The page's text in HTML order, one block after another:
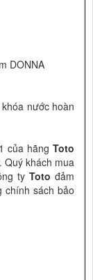
DONNA
nước hoàn
của hãngToto
Quý khách mua
tyToto đảm
chính sách bảo